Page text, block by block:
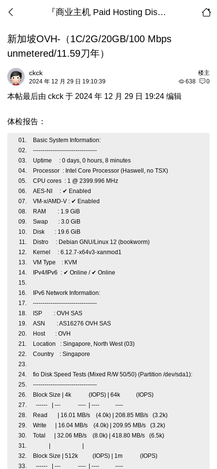
『商业主机 Paid Hosting Discussion』
新加坡OVH-（1C/2G/20GB/100 Mbps
unmetered/11.59刀年）
楼主
ckck
638 0
2024 年 12 月 29 日 19:10:39
本帖最后由 ckck 于 2024 年 12 月 29 日 19:24 编辑
体检报告：
Basic System Information:
---------------------------------
Uptime : 0 days, 0 hours, 8 minutes
Processor : Intel Core Processor (Haswell, no TSX)
CPU cores : 1 @ 2399.996 MHz
AES-NI : ✔ Enabled
VM-x/AMD-V : ✔ Enabled
RAM : 1.9 GiB
Swap : 3.0 GiB
Disk : 19.6 GiB
Distro : Debian GNU/Linux 12 (bookworm)
Kernel : 6.12.7-x64v3-xanmod1
VM Type : KVM
IPv4/IPv6 : ✔ Online / ✔ Online
IPv6 Network Information:
---------------------------------
ISP : OVH SAS
ASN : AS16276 OVH SAS
Host : OVH
Location : Singapore, North West (03)
Country : Singapore
fio Disk Speed Tests (Mixed R/W 50/50) (Partition /dev/sda1):
---------------------------------
Block Size | 4k (IOPS) | 64k (IOPS)
------ | --- ---- | ---- ----
Read | 16.01 MB/s (4.0k) | 208.85 MB/s (3.2k)
Write | 16.04 MB/s (4.0k) | 209.95 MB/s (3.2k)
Total | 32.06 MB/s (8.0k) | 418.80 MB/s (6.5k)
Block Size | 512k (IOPS) | 1m (IOPS)
------ | --- ---- | ---- ----